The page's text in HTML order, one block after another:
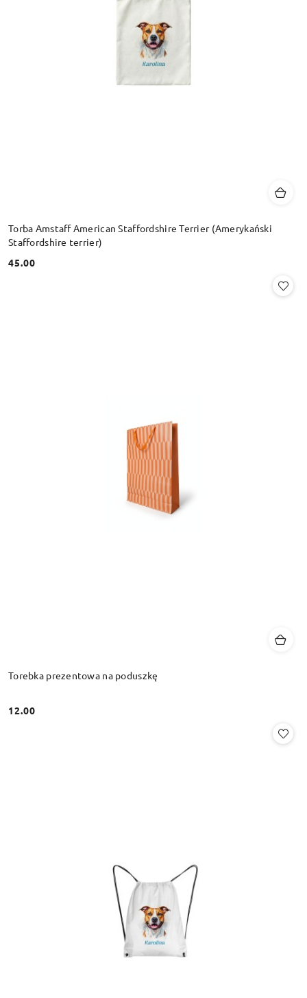
Torba Amstaff American Staffordshire Terrier (Amerykański
Staffordshire terrier)
Cena:
45.00
Torebka prezentowa na poduszkę
Cena:
12.00